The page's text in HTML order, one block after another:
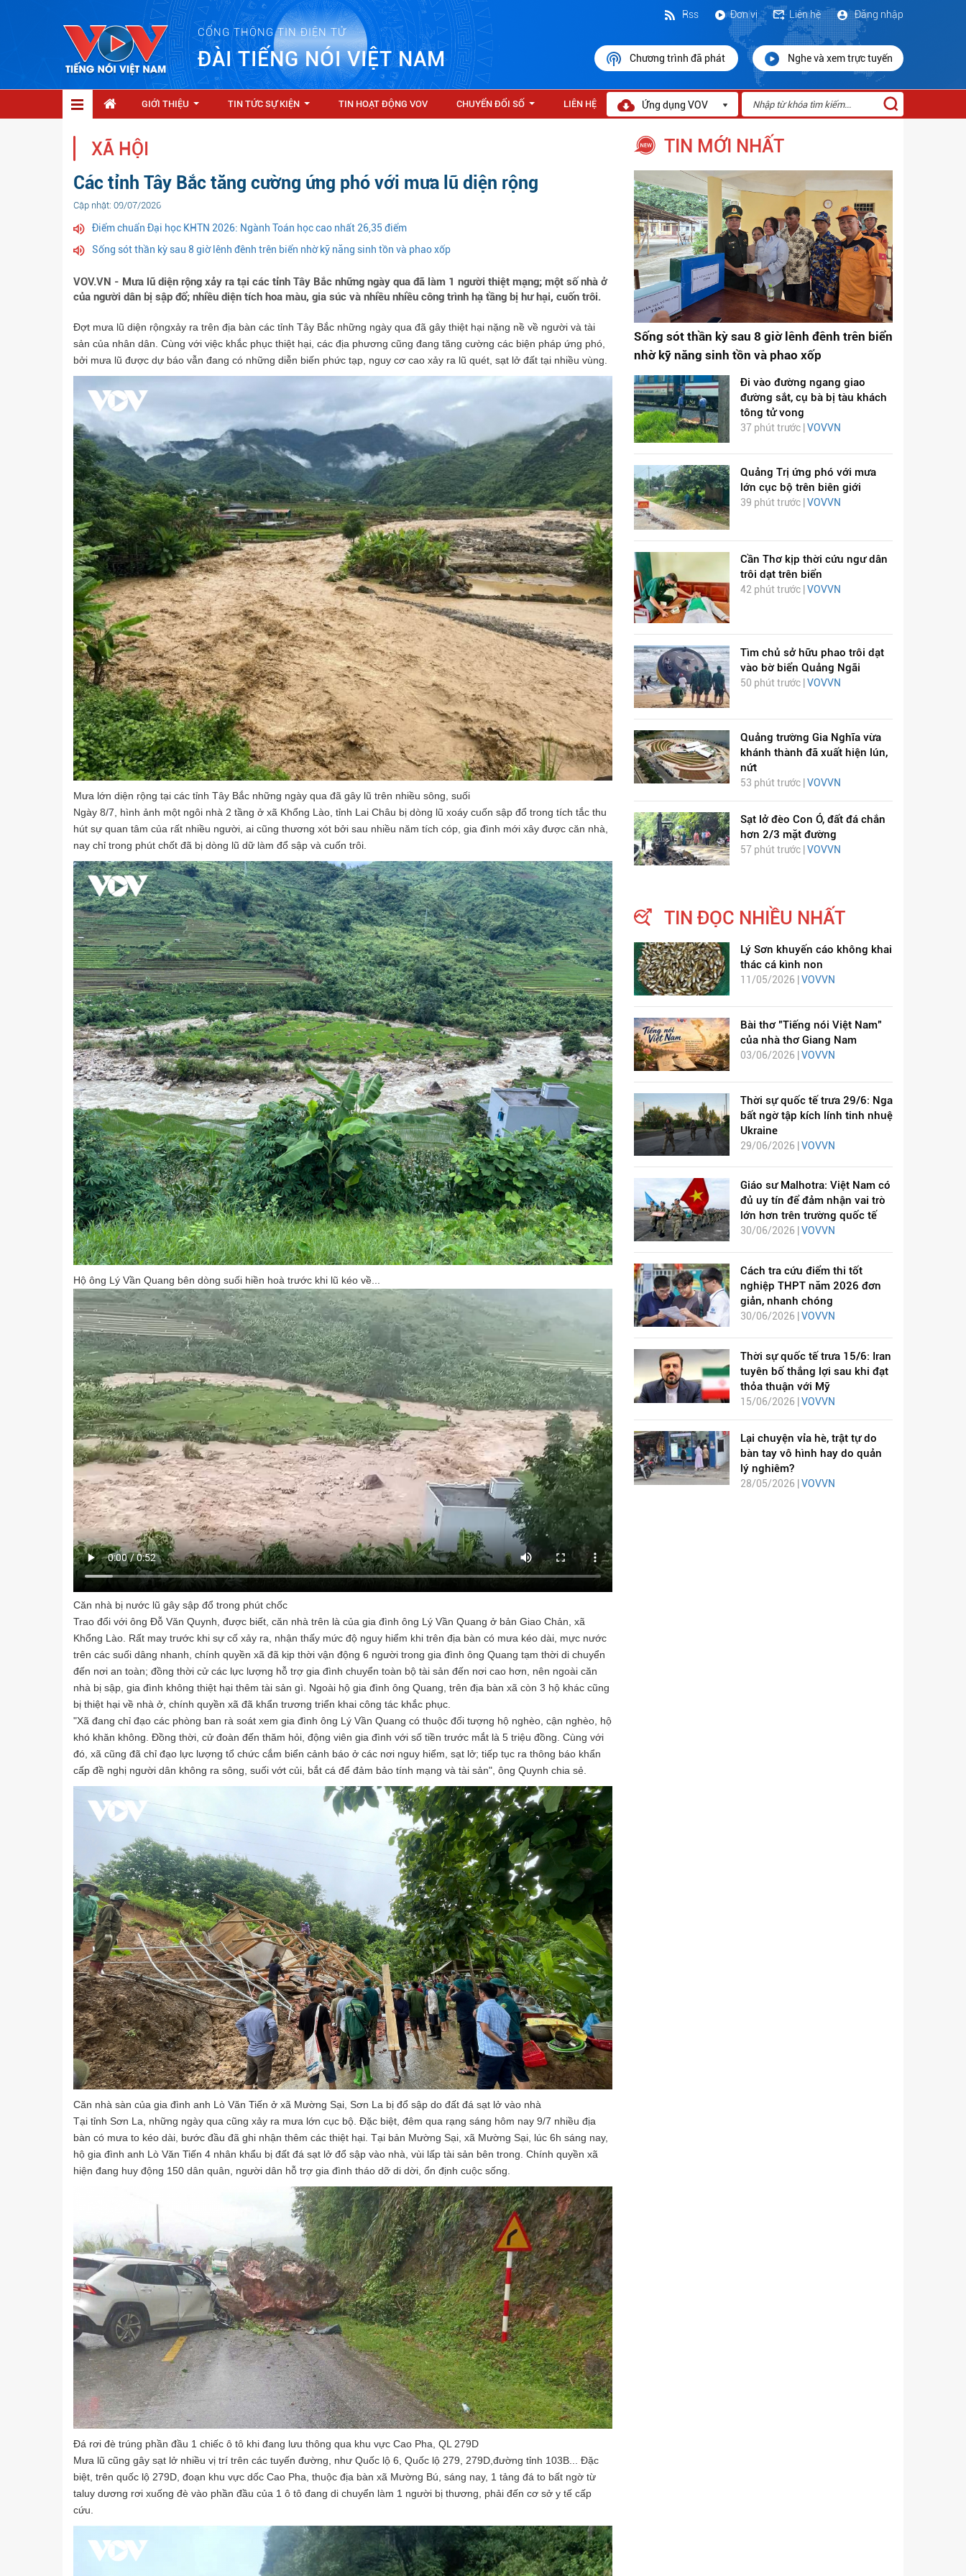
CỔNG THÔNG TIN ĐIỆN TỬ
ĐÀI TIẾNG NÓI VIỆT NAM
Đăng nhập
Liên hệ
Đơn vị
Rss
Chương trình đã phát Nghe và xem trực tuyến
GIỚI THIỆU TIN TỨC SỰ KIỆN TIN HOẠT ĐỘNG VOV CHUYỂN ĐỔI SỐ LIÊN HỆ Ứng dụng VOV
XÃ HỘI
Các tỉnh Tây Bắc tăng cường ứng phó với mưa lũ diện rộng
Cập nhật: 09/07/2026
Điểm chuẩn Đại học KHTN 2026: Ngành Toán học cao nhất 26,35 điểm
Sống sót thần kỳ sau 8 giờ lênh đênh trên biển nhờ kỹ năng sinh tồn và phao xốp
VOV.VN - Mưa lũ diện rộng xảy ra tại các tỉnh Tây Bắc những ngày qua đã làm 1 người thiệt mạng; một số nhà ở
của người dân bị sập đổ; nhiều diện tích hoa màu, gia súc và nhiều nhiều công trình hạ tầng bị hư hại, cuốn trôi.
Đợt mưa lũ diện rộngxảy ra trên địa bàn các tỉnh Tây Bắc những ngày qua đã gây thiệt hại nặng nề về người và tài
sản của nhân dân. Cùng với việc khắc phục thiệt hại, các địa phương cũng đang tăng cường các biện pháp ứng phó,
bởi mưa lũ được dự báo vẫn đang có những diễn biến phức tạp, nguy cơ cao xảy ra lũ quét, sạt lở đất tại nhiều vùng.
Mưa lớn diện rộng tại các tỉnh Tây Bắc những ngày qua đã gây lũ trên nhiều sông, suối
Ngày 8/7, hình ảnh một ngôi nhà 2 tầng ở xã Khổng Lào, tỉnh Lai Châu bị dòng lũ xoáy cuốn sập đổ trong tích tắc thu
hút sự quan tâm của rất nhiều người, ai cũng thương xót bởi sau nhiều năm tích cóp, gia đình mới xây được căn nhà,
nay chỉ trong phút chốt đã bị dòng lũ dữ làm đổ sập và cuốn trôi.
Hộ ông Lý Vần Quang bên dòng suối hiền hoà trước khi lũ kéo về...
Căn nhà bị nước lũ gây sập đổ trong phút chốc
Trao đổi với ông Đỗ Văn Quynh, được biết, căn nhà trên là của gia đình ông Lý Vần Quang ở bản Giao Chản, xã
Khổng Lào. Rất may trước khi sự cố xảy ra, nhận thấy mức độ nguy hiểm khi trên địa bàn có mưa kéo dài, mực nước
trên các suối dâng nhanh, chính quyền xã đã kịp thời vận động 6 người trong gia đình ông Quang tạm thời di chuyển
đến nơi an toàn; đồng thời cử các lực lượng hỗ trợ gia đình chuyển toàn bộ tài sản đến nơi cao hơn, nên ngoài căn
nhà bị sập, gia đình không thiệt hại thêm tài sản gì. Ngoài hộ gia đình ông Quang, trên địa bàn xã còn 3 hộ khác cũng
bị thiệt hại về nhà ở, chính quyền xã đã khẩn trương triển khai công tác khắc phục.
"Xã đang chỉ đạo các phòng ban rà soát xem gia đình ông Lý Vần Quang có thuộc đối tượng hộ nghèo, cận nghèo, hộ
khó khăn không. Đồng thời, cử đoàn đến thăm hỏi, động viên gia đình với số tiền trước mắt là 5 triệu đồng. Cùng với
đó, xã cũng đã chỉ đạo lực lượng tổ chức cắm biển cảnh báo ở các nơi nguy hiểm, sạt lở; tiếp tục ra thông báo khẩn
cấp đề nghị người dân không ra sông, suối vớt củi, bắt cá để đảm bảo tính mạng và tài sản", ông Quynh chia sẻ.
Căn nhà sàn của gia đình anh Lò Văn Tiến ở xã Mường Sại, Sơn La bị đổ sập do đất đá sạt lở vào nhà
Tại tỉnh Sơn La, những ngày qua cũng xảy ra mưa lớn cục bộ. Đặc biệt, đêm qua rạng sáng hôm nay 9/7 nhiều địa
bàn có mưa to kéo dài, bước đầu đã ghi nhận thêm các thiệt hại. Tại bản Mường Sại, xã Mường Sại, lúc 6h sáng nay,
hộ gia đình anh Lò Văn Tiến 4 nhân khẩu bị đất đá sạt lở đổ sập vào nhà, vùi lấp tài sản bên trong. Chính quyền xã
hiện đang huy động 150 dân quân, người dân hỗ trợ gia đình tháo dỡ di dời, ổn định cuộc sống.
Đá rơi đè trúng phần đầu 1 chiếc ô tô khi đang lưu thông qua khu vực Cao Pha, QL 279D
Mưa lũ cũng gây sạt lở nhiều vị trí trên các tuyến đường, như Quốc lộ 6, Quốc lộ 279, 279D,đường tỉnh 103B... Đặc
biệt, trên quốc lộ 279D, đoạn khu vực dốc Cao Pha, thuộc địa bàn xã Mường Bú, sáng nay, 1 tảng đá to bất ngờ từ
taluy dương rơi xuống đè vào phần đầu của 1 ô tô đang di chuyển làm 1 người bị thương, phải đến cơ sở y tế cấp
cứu.
TIN MỚI NHẤT
Sống sót thần kỳ sau 8 giờ lênh đênh trên biển
nhờ kỹ năng sinh tồn và phao xốp
Đi vào đường ngang giao
đường sắt, cụ bà bị tàu khách
tông tử vong
37 phút trước | VOVVN
Quảng Trị ứng phó với mưa
lớn cục bộ trên biên giới
39 phút trước | VOVVN
Cần Thơ kịp thời cứu ngư dân
trôi dạt trên biển
42 phút trước | VOVVN
Tìm chủ sở hữu phao trôi dạt
vào bờ biển Quảng Ngãi
50 phút trước | VOVVN
Quảng trường Gia Nghĩa vừa
khánh thành đã xuất hiện lún,
nứt
53 phút trước |VOVVN
Sạt lở đèo Con Ó, đất đá chắn
hơn 2/3 mặt đường
57 phút trước |VOVVN
TIN ĐỌC NHIỀU NHẤT
Lý Sơn khuyến cáo không khai
thác cá kình non
11/05/2026 | VOVVN
Bài thơ "Tiếng nói Việt Nam"
của nhà thơ Giang Nam
03/06/2026 | VOVVN
Thời sự quốc tế trưa 29/6: Nga
bất ngờ tập kích lính tinh nhuệ
Ukraine
29/06/2026 | VOVVN
Giáo sư Malhotra: Việt Nam có
đủ uy tín để đảm nhận vai trò
lớn hơn trên trường quốc tế
30/06/2026 | VOVVN
Cách tra cứu điểm thi tốt
nghiệp THPT năm 2026 đơn
giản, nhanh chóng
30/06/2026 | VOVVN
Thời sự quốc tế trưa 15/6: Iran
tuyên bố thắng lợi sau khi đạt
thỏa thuận với Mỹ
15/06/2026 | VOVVN
Lại chuyện vỉa hè, trật tự do
bàn tay vô hình hay do quản
lý nghiêm?
28/05/2026 | VOVVN